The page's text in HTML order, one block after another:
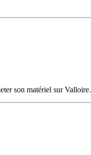
son matériel sur Valloire.